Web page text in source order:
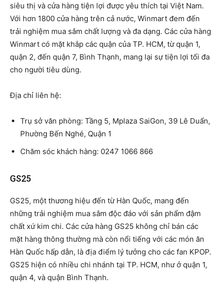
siêu thị và cửa hàng tiện lợi được yêu thích tại Việt Nam.
Với hơn 1800 cửa hàng trên cả nước, Winmart đem đến
trải nghiệm mua sắm chất lượng và đa dạng. Các cửa hàng
Winmart có mặt khắp các quận của TP. HCM, từ quận 1,
quận 2, đến quận 7, Bình Thạnh, mang lại sự tiện lợi tối đa
cho người tiêu dùng.
Địa chỉ liên hệ:
Trụ sở văn phòng: Tầng 5, Mplaza SaiGon, 39 Lê Duẩn,
Phường Bến Nghé, Quận 1
Chăm sóc khách hàng: 0247 1066 866
GS25
GS25, một thương hiệu đến từ Hàn Quốc, mang đến
những trải nghiệm mua sắm độc đáo với sản phẩm đậm
chất xứ kim chi. Các cửa hàng GS25 không chỉ bán các
mặt hàng thông thường mà còn nổi tiếng với các món ăn
Hàn Quốc hấp dẫn, là địa điểm lý tưởng cho các fan KPOP.
GS25 hiện có nhiều chi nhánh tại TP. HCM, như ở quận 1,
quận 4, và quận Bình Thạnh.